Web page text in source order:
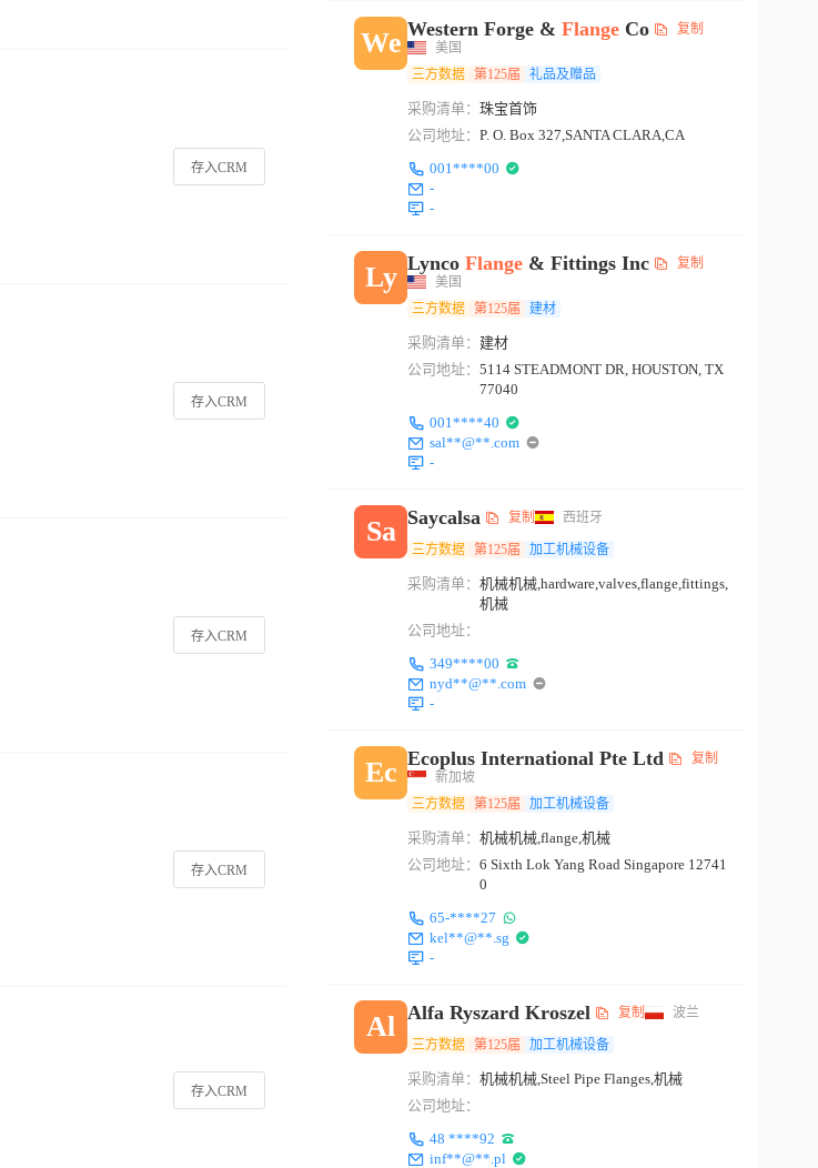
存入CRM
存入CRM
存入CRM
存入CRM
存入CRM
We Western Forge &Flange Co
复制
美国
三方数据 第125届 礼品及赠品
采购清单：珠宝首饰
公司地址：P. O. Box 327,SANTA CLARA,CA
001****00
-
-
Ly LyncoFlange & Fittings Inc
复制
美国
三方数据 第125届 建材
采购清单：建材
公司地址：5114 STEADMONT DR, HOUSTON, TX
77040
001****40
sal**@**.com
-
Sa Saycalsa 复制 西班牙
三方数据 第125届 加工机械设备
采购清单：机械机械,hardware,valves,flange,fittings,
机械
公司地址：
349****00
nyd**@**.com
-
Ec Ecoplus International Pte Ltd
复制
新加坡
三方数据 第125届 加工机械设备
采购清单：机械机械,flange,机械
公司地址：6 Sixth Lok Yang Road Singapore 12741
0
65-****27
kel**@**.sg
-
Al Alfa Ryszard Kroszel 复制 波兰
三方数据 第125届 加工机械设备
采购清单：机械机械,Steel Pipe Flanges,机械
公司地址：
48 ****92
inf**@**.pl